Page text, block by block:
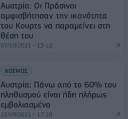
Αυστρία: Οι Πράσινοι
αμφισβήτησαν την ικανότητα
του Κουρτς να παραμείνει στη
θέση του
07/10/2021 - 13:12
ΚΟΣΜΟΣ
Αυστρία: Πάνω από το 60% του
πληθυσμού είναι ήδη πλήρως
εμβολιασμένο
22/09/2021 - 17:29